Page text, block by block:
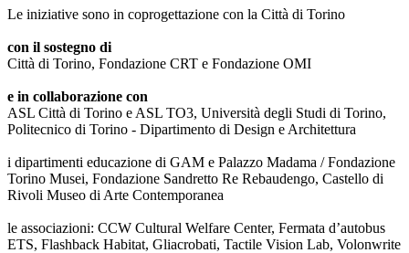
Le iniziative sono in coprogettazione con la Città di Torino
con il sostegno di
Città di Torino, Fondazione CRT e Fondazione OMI
e in collaborazione con
ASL Città di Torino e ASL TO3, Università degli Studi di Torino,
Politecnico di Torino - Dipartimento di Design e Architettura
i dipartimenti educazione di GAM e Palazzo Madama / Fondazione
Torino Musei, Fondazione Sandretto Re Rebaudengo, Castello di
Rivoli Museo di Arte Contemporanea
le associazioni: CCW Cultural Welfare Center, Fermata d’autobus
ETS, Flashback Habitat, Gliacrobati, Tactile Vision Lab, Volonwrite